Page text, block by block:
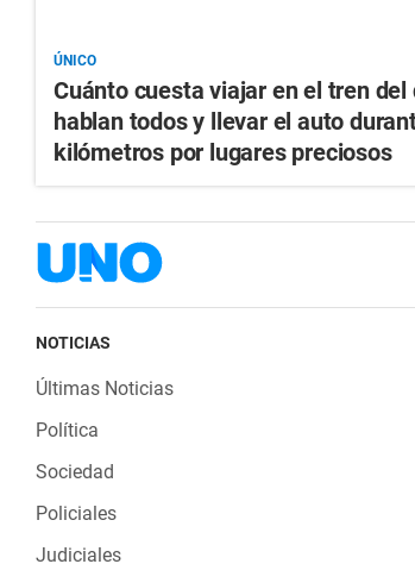
ÚNICO
Cuánto cuesta viajar en el tren del
hablan todos y llevar el auto
kilómetros por lugares preciosos
NOTICIAS
Últimas Noticias
Política
Sociedad
Policiales
Judiciales